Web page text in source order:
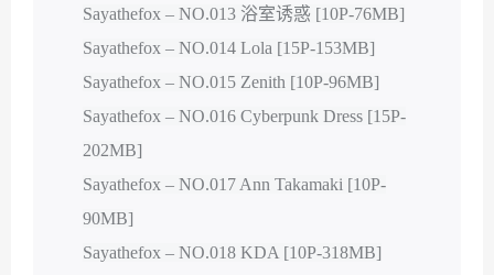
Sayathefox – NO.013 浴室诱惑 [10P-76MB]
Sayathefox – NO.014 Lola [15P-153MB]
Sayathefox – NO.015 Zenith [10P-96MB]
Sayathefox – NO.016 Cyberpunk Dress [15P-
202MB]
Sayathefox – NO.017 Ann Takamaki [10P-
90MB]
Sayathefox – NO.018 KDA [10P-318MB]